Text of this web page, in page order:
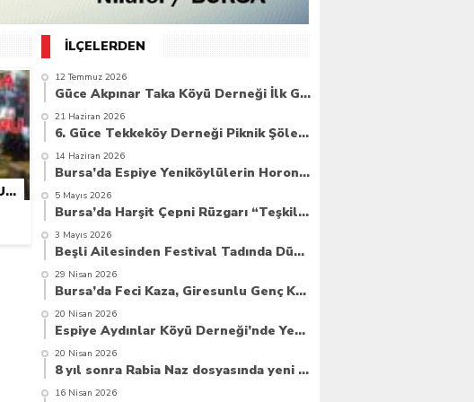
GIRESUN’DA 700 POLISIN KATILDIĞI HUZUR OPERASYONU YAPILDI
İLÇELERDEN
12 Temmuz 2026
Güce Akpınar Taka Köyü Derneği İlk Genel Kurulunu Gerçekleştirdi
21 Haziran 2026
6. Güce Tekkeköy Derneği Piknik Şöleni Yoğun Katılımla Gerçekleşti
14 Haziran 2026
Bursa’da Espiye Yeniköylülerin Horonla Başlayan Piknik Şöleni, Geleceğe Atılan Temellerle Taçlandı
5 Mayıs 2026
Bursa’da Harşit Çepni Rüzgarı “Teşkilat Merkezi Coşkuyla Açıldı”
3 Mayıs 2026
Beşli Ailesinden Festival Tadında Düğün Cemiyeti
29 Nisan 2026
Bursa’da Feci Kaza, Giresunlu Genç Kaza Kurbanı Oldu
20 Nisan 2026
Espiye Aydınlar Köyü Derneği’nde Yeni Dönem: Genç Yönetim Göreve Başladı
20 Nisan 2026
8 yıl sonra Rabia Naz dosyasında yeni umut
16 Nisan 2026